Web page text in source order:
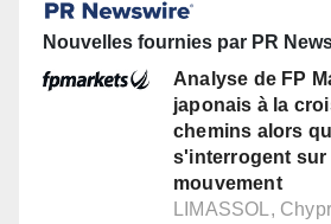
Nouvelles fournies par PR
Analyse de FP
japonais à la
chemins alors
s'interrogent
mouvement
LIMASSOL,